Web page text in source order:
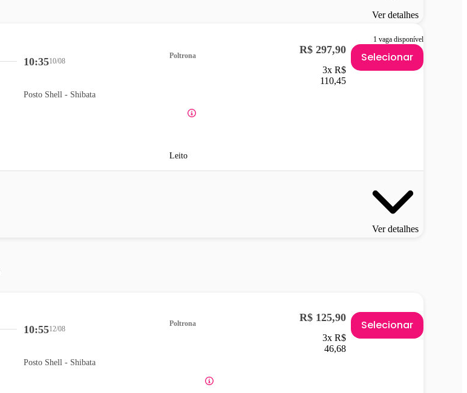
Ver detalhes
1 vaga disponível
10:3510/08
Posto Shell - Shibata
Poltrona
Leito
R$ 297,90
3x R$
110,45
Selecionar
Ver detalhes
10:5512/08
Posto Shell - Shibata
Poltrona R$ 125,90
3x R$
46,68
Selecionar